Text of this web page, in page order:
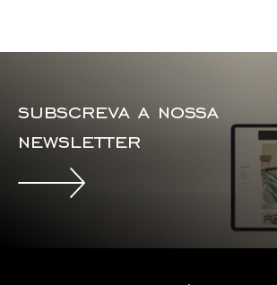
subscreva a nossa
newsletter